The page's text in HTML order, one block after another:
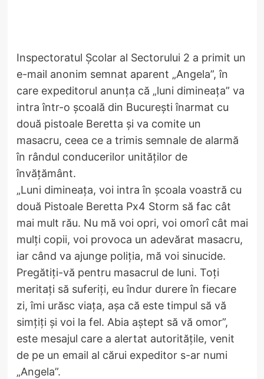
Inspectoratul Școlar al Sectorului 2 a primit un
e-mail anonim semnat aparent „Angela”, în
care expeditorul anunța că „luni dimineața” va
intra într-o școală din București înarmat cu
două pistoale Beretta și va comite un
masacru, ceea ce a trimis semnale de alarmă
în rândul conducerilor unităților de
învățământ.
„Luni dimineața, voi intra în școala voastră cu
două Pistoale Beretta Px4 Storm să fac cât
mai mult rău. Nu mă voi opri, voi omorî cât mai
mulți copii, voi provoca un adevărat masacru,
iar când va ajunge poliția, mă voi sinucide.
Pregătiți-vă pentru masacrul de luni. Toți
meritați să suferiți, eu îndur durere în fiecare
zi, îmi urăsc viața, așa că este timpul să vă
simțiți și voi la fel. Abia aștept să vă omor”,
este mesajul care a alertat autoritățile, venit
de pe un email al cărui expeditor s-ar numi
„Angela”.